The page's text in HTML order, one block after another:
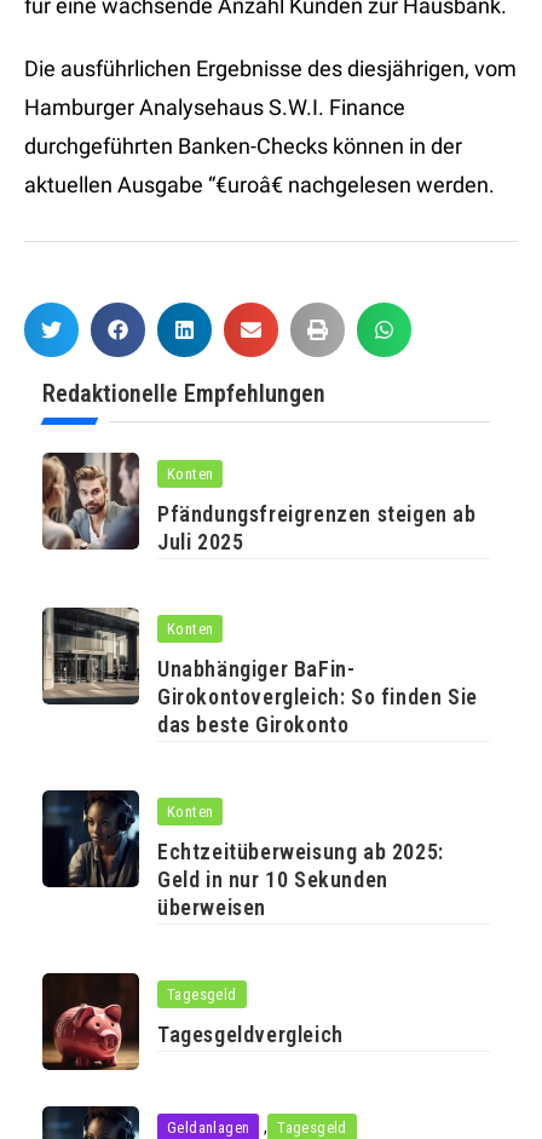
für eine wachsende Anzahl Kunden zur Hausbank.
Die ausführlichen Ergebnisse des diesjährigen, vom
Hamburger Analysehaus S.W.I. Finance
durchgeführten Banken-Checks können in der
aktuellen Ausgabe “€uroâ€ nachgelesen werden.
Redaktionelle Empfehlungen
Konten
Pfändungsfreigrenzen steigen ab
Juli 2025
Konten
Unabhängiger BaFin-
Girokontovergleich: So finden Sie
das beste Girokonto
Konten
Echtzeitüberweisung ab 2025:
Geld in nur 10 Sekunden
überweisen
Tagesgeld
Tagesgeldvergleich
Geldanlagen , Tagesgeld